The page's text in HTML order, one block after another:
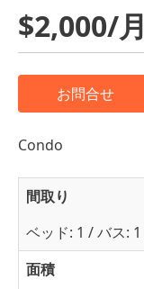
$2,000/月
お問合せ
Condo
間取り
ベッド: 1 / バス: 1
面積